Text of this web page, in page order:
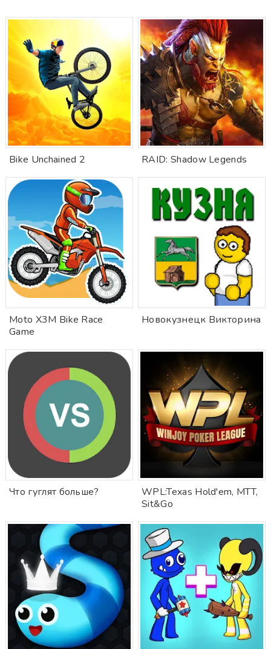
Bike Unchained 2 RAID: Shadow Legends
Moto X3M Bike Race
Game
Новокузнецк Викторина
Что гуглят больше?
WPL:Texas Hold'em, MTT,
Sit&Go